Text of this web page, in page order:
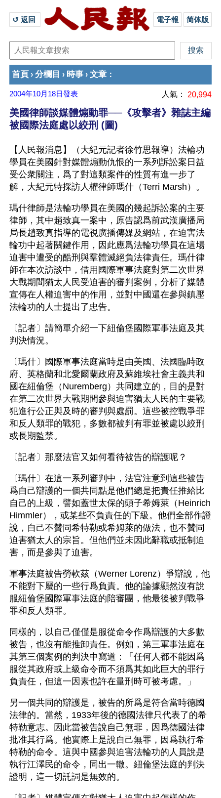
↺ 返回 電子報 简体版
首頁 › 分欄目 › 時事 › 文章 ：
2004年10月18日發表 人氣： 20,994
美國律師談媒體煽動罪──《攻擊者》雜誌主編
被國際法庭處以絞刑 (圖)
【人民報消息】（大紀元記者徐竹思報導）法輪功
學員在美國針對媒體煽動仇恨的一系列訴訟案日益
受公衆關注，爲了對這類案件的性質有進一步了
解，大紀元特採訪人權律師瑪什（Terri Marsh）。
瑪什律師是法輪功學員在美國的幾起訴訟案的主要
律師，其中趙致真一案中，原告認爲前武漢廣播局
局長趙致真指導的電視廣播傳媒及網站，在迫害法
輪功中起著關鍵作用，因此應爲法輪功學員在這場
迫害中遭受的酷刑與羣體滅絕負法律責任。瑪什律
師在本次訪談中，借用國際軍事法庭對第二次世界
大戰期間猶太人民受迫害的審判案例，分析了媒體
宣傳在人權迫害中的作用，並對中國還在參與鎮壓
法輪功的人士提出了忠告。
〔記者〕請簡單介紹一下紐倫堡國際軍事法庭及其
判決情況。
〔瑪什〕國際軍事法庭當時是由美國、法國臨時政
府、英格蘭和北愛爾蘭政府及蘇維埃社會主義共和
國在紐倫堡（Nuremberg）共同建立的，目的是對
在第二次世界大戰期間參與迫害猶太人民的主要戰
犯進行公正與及時的審判與處罰。這些被控戰爭罪
和反人類罪的戰犯，多數都被判有罪並被處以絞刑
或長期監禁。
〔記者〕那麼法官又如何看待被告的辯護呢？
〔瑪什〕在這一系列審判中，法官注意到這些被告
爲自己辯護的一個共同點是他們總是把責任推給比
自己的上級，譬如蓋世太保的頭子希姆萊（Heinrich
Himmler），或某些不負責任的下級。他們全部作證
說，自己不贊同希特勒或希姆萊的做法，也不贊同
迫害猶太人的宗旨。但他們並未因此辭職或抵制迫
害，而是參與了迫害。
軍事法庭被告勞軟茲（Werner Lorenz）爭辯說，他
不能對下屬的一些行爲負責。他的論據顯然沒有說
服紐倫堡國際軍事法庭的陪審團，他最後被判戰爭
罪和反人類罪。
同樣的，以自己僅僅是服從命令作爲辯護的大多數
被告，也沒有能推卸責任。例如，第三軍事法庭在
其第三個案例的判決中寫道：「任何人都不能因爲
服從其政府或上級命令而不須爲其如此巨大的罪行
負責任，但這一因素也許在量刑時可被考慮。」
另一個共同的辯護是，被告的所爲是符合當時德國
法律的。當然，1933年後的德國法律只代表了的希
特勒意志。因此當被告說自己無罪，因爲德國法律
批准其行爲。他實際上是說自己無罪，因爲執行希
特勒的命令。這與中國參與迫害法輪功的人員說是
執行江澤民的命令，同出一轍。紐倫堡法庭的判決
證明，這一切託詞是無效的。